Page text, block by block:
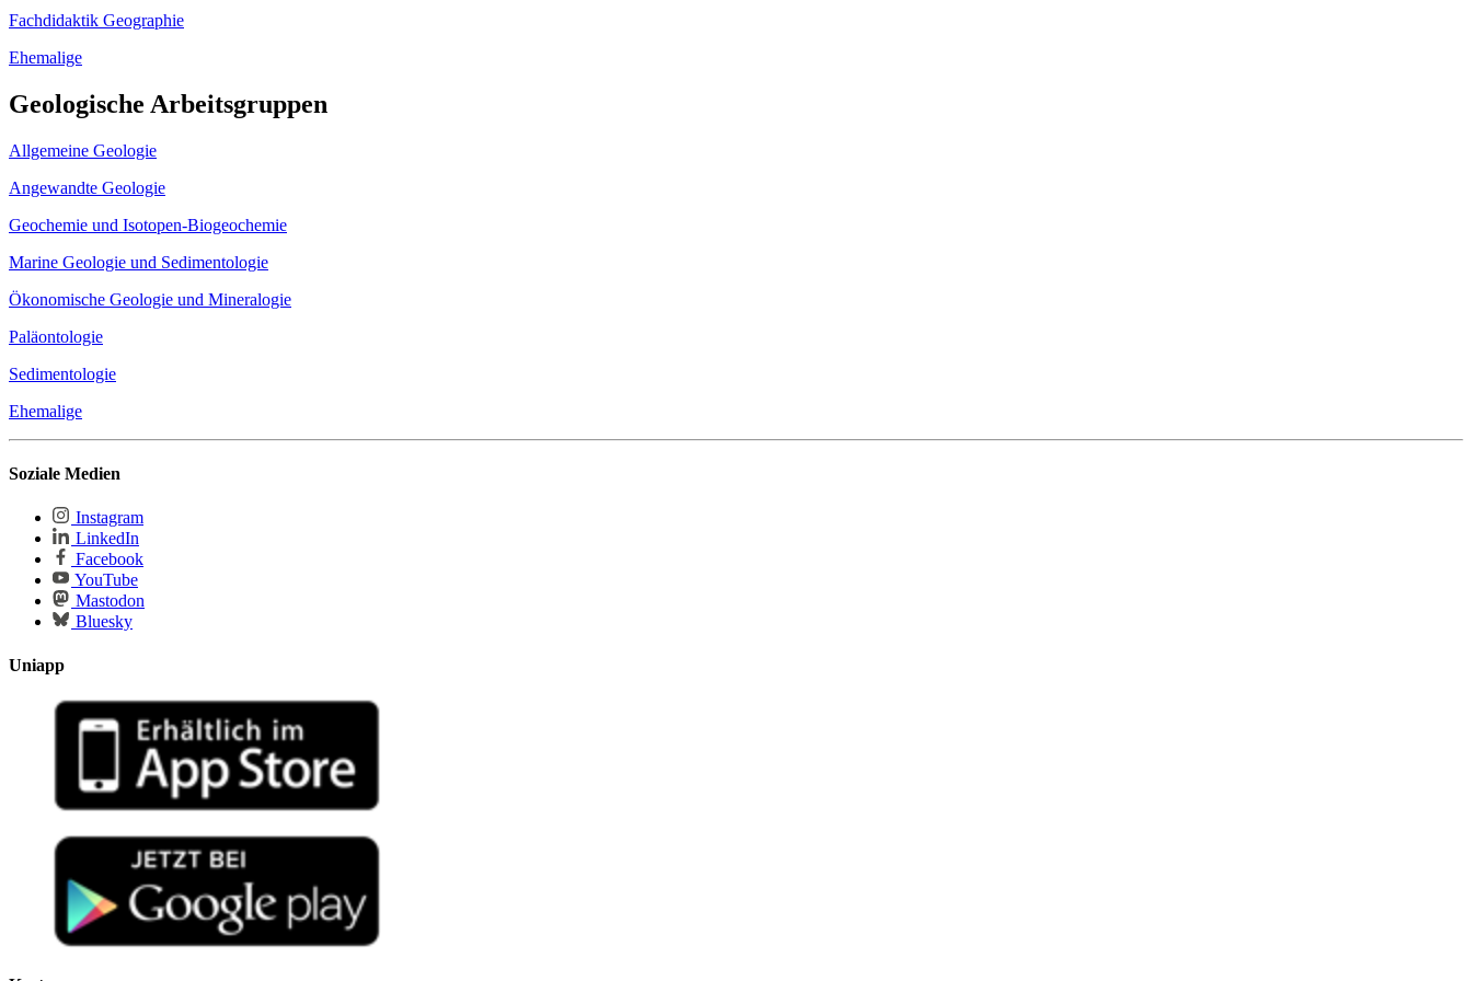
Fachdidaktik Geographie
Ehemalige
Geologische Arbeitsgruppen
Allgemeine Geologie
Angewandte Geologie
Geochemie und Isotopen-Biogeochemie
Marine Geologie und Sedimentologie
Ökonomische Geologie und Mineralogie
Paläontologie
Sedimentologie
Ehemalige
Soziale Medien
Instagram
LinkedIn
Facebook
YouTube
Mastodon
Bluesky
Uniapp